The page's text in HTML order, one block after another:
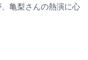
亀梨さんの熱演に心